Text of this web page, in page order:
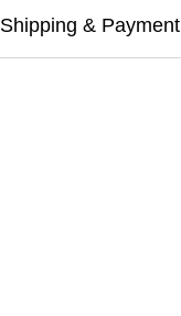
Shipping & Payment